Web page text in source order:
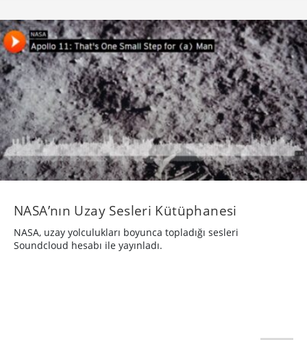
NASA’nın Uzay Sesleri Kütüphanesi
NASA, uzay yolculukları boyunca topladığı sesleri
Soundcloud hesabı ile yayınladı.